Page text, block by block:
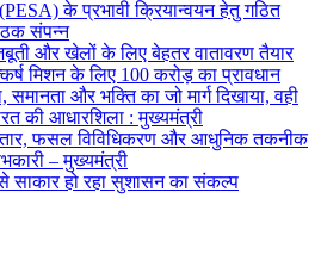
के प्रभावी क्रियान्वयन हेतु गठित
संपन्न
और खेलों के लिए बेहतर वातावरण तैयार
मिशन के लिए 100 करोड़ का प्रावधान
और भक्ति का जो मार्ग दिखाया, वही
की आधारशिला : मुख्यमंत्री
फसल विविधिकरण और आधुनिक तकनीक
– मुख्यमंत्री
साकार हो रहा सुशासन का संकल्प